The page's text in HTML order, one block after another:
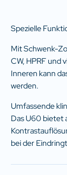
Spezielle
Mit Schwenk-
CW, HPRF und
Inneren kann
werden.
Umfassende
Das U60 bietet
bei der